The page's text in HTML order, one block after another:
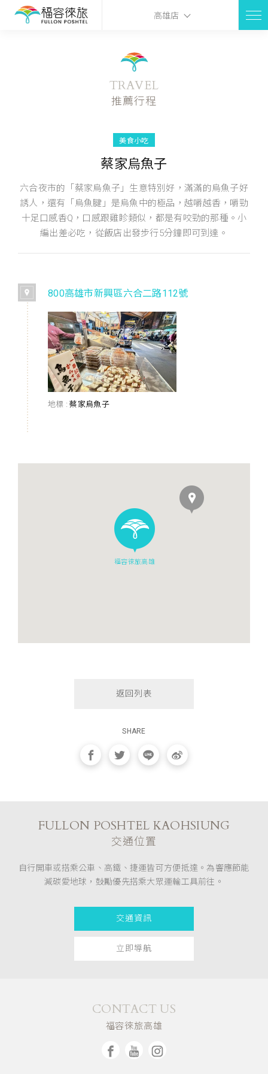
高雄店
TRAVEL
推薦行程
美食小吃
蔡家烏魚子
六合夜市的「蔡家烏魚子」生意特別好，滿滿的烏魚子好
誘人，還有「烏魚腱」是烏魚中的極品，越嚼越香，嚼勁
十足口感香Q，口感跟雞眕類似，都是有咬勁的那種。小
編出差必吃，從飯店出發步行5分鐘即可到達。
800高雄市新興區六合二路112號
地標 :蔡家烏魚子
福容徠旅高雄
返回列表
SHARE
FULLON POSHTEL KAOHSIUNG
交通位置
自行開車或搭乘公車、高鐵、捷運皆可方便抵達。為響應節能
減碳愛地球，鼓勵優先搭乘大眾運輸工具前往。
交通資訊
立即導航
CONTACT US
福容徠旅高雄